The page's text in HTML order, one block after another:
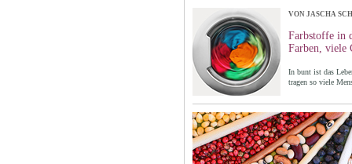
VON JASCHA
Farbstoffe in
Farben, viele
In bunt ist das
tragen so viele